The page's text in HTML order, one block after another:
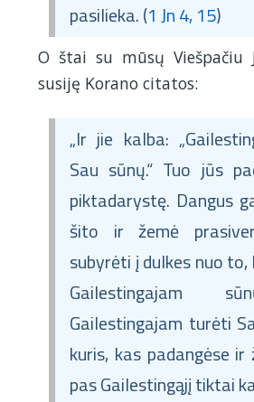
pasilieka. (1 Jn 4, 15)
O štai su mūsų Viešpačiu
susiję Korano citatos:
„Ir jie kalba:
Sau sūnų.“ Tuo jūs
piktadarystę. Dangus
šito ir žemė
subyrėti į dulkes nuo
Gailestingajam
Gailestingajam turėti
kuris, kas padangėse
pas Gailestingąjį tiktai